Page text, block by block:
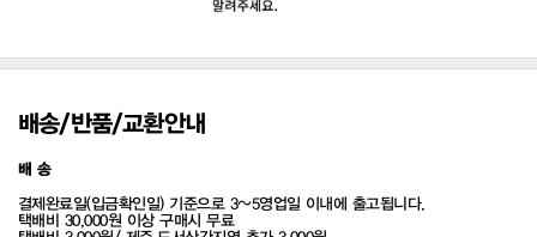
배송/반품/교환안내
배 송
결제완료일(입금확인일) 기준으로 3~5영업일 이내에 출고됩니다.
택배비 30,000원 이상 구매시 무료